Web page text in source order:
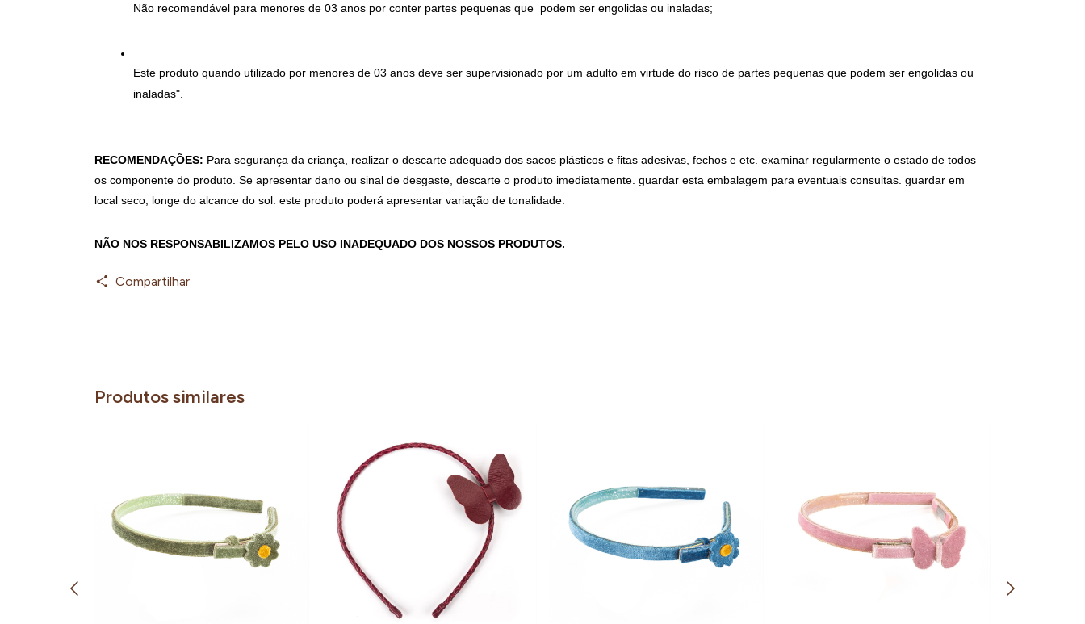
Não recomendável para menores de 03 anos por conter partes pequenas que  podem ser engolidas ou inaladas;
Este produto quando utilizado por menores de 03 anos deve ser supervisionado por um adulto em virtude do risco de partes pequenas que podem ser engolidas ou
inaladas".
RECOMENDAÇÕES: Para segurança da criança, realizar o descarte adequado dos sacos plásticos e fitas adesivas, fechos e etc. examinar regularmente o estado de todos
os componente do produto. Se apresentar dano ou sinal de desgaste, descarte o produto imediatamente. guardar esta embalagem para eventuais consultas. guardar em
local seco, longe do alcance do sol. este produto poderá apresentar variação de tonalidade.
NÃO NOS RESPONSABILIZAMOS PELO USO INADEQUADO DOS NOSSOS PRODUTOS.
Compartilhar
Produtos similares